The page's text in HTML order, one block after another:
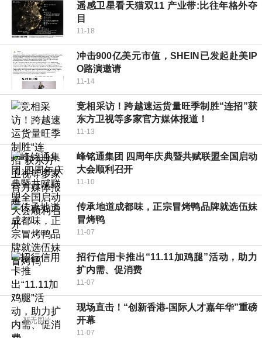
遥感卫星看天猫双11 产业带:比往年格外夺
目
11-18
冲击900亿美元市值，SHEIN已发起赴美IP
O路演邀请
11-14
竞相采访！跨越速运货量旺季制胜“连招”获
东方卫视等多家官方媒体报道！
11-13
峰铭通集团 四周年庆典暨共赋联盟全国启动
大会顺利召开
11-10
传承地道成都味，正宗冒烤鸭品牌就选伍妹
冒烤鸭
11-07
招行信用卡推出“11.11加鸡腿”活动，助力
扩内需、促消费
11-07
现场直击！“创新香港-国际人才嘉年华”重磅
开幕
11-07